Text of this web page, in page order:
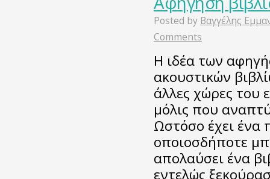
Posted by Βαγγέλης
Comments
Η ιδέα των
ακουστικών
άλλες χώρες του
μόλις που
Ωστόσο έχει ένα
οποιοσδήποτε
απολαύσει ένα
εντελώς